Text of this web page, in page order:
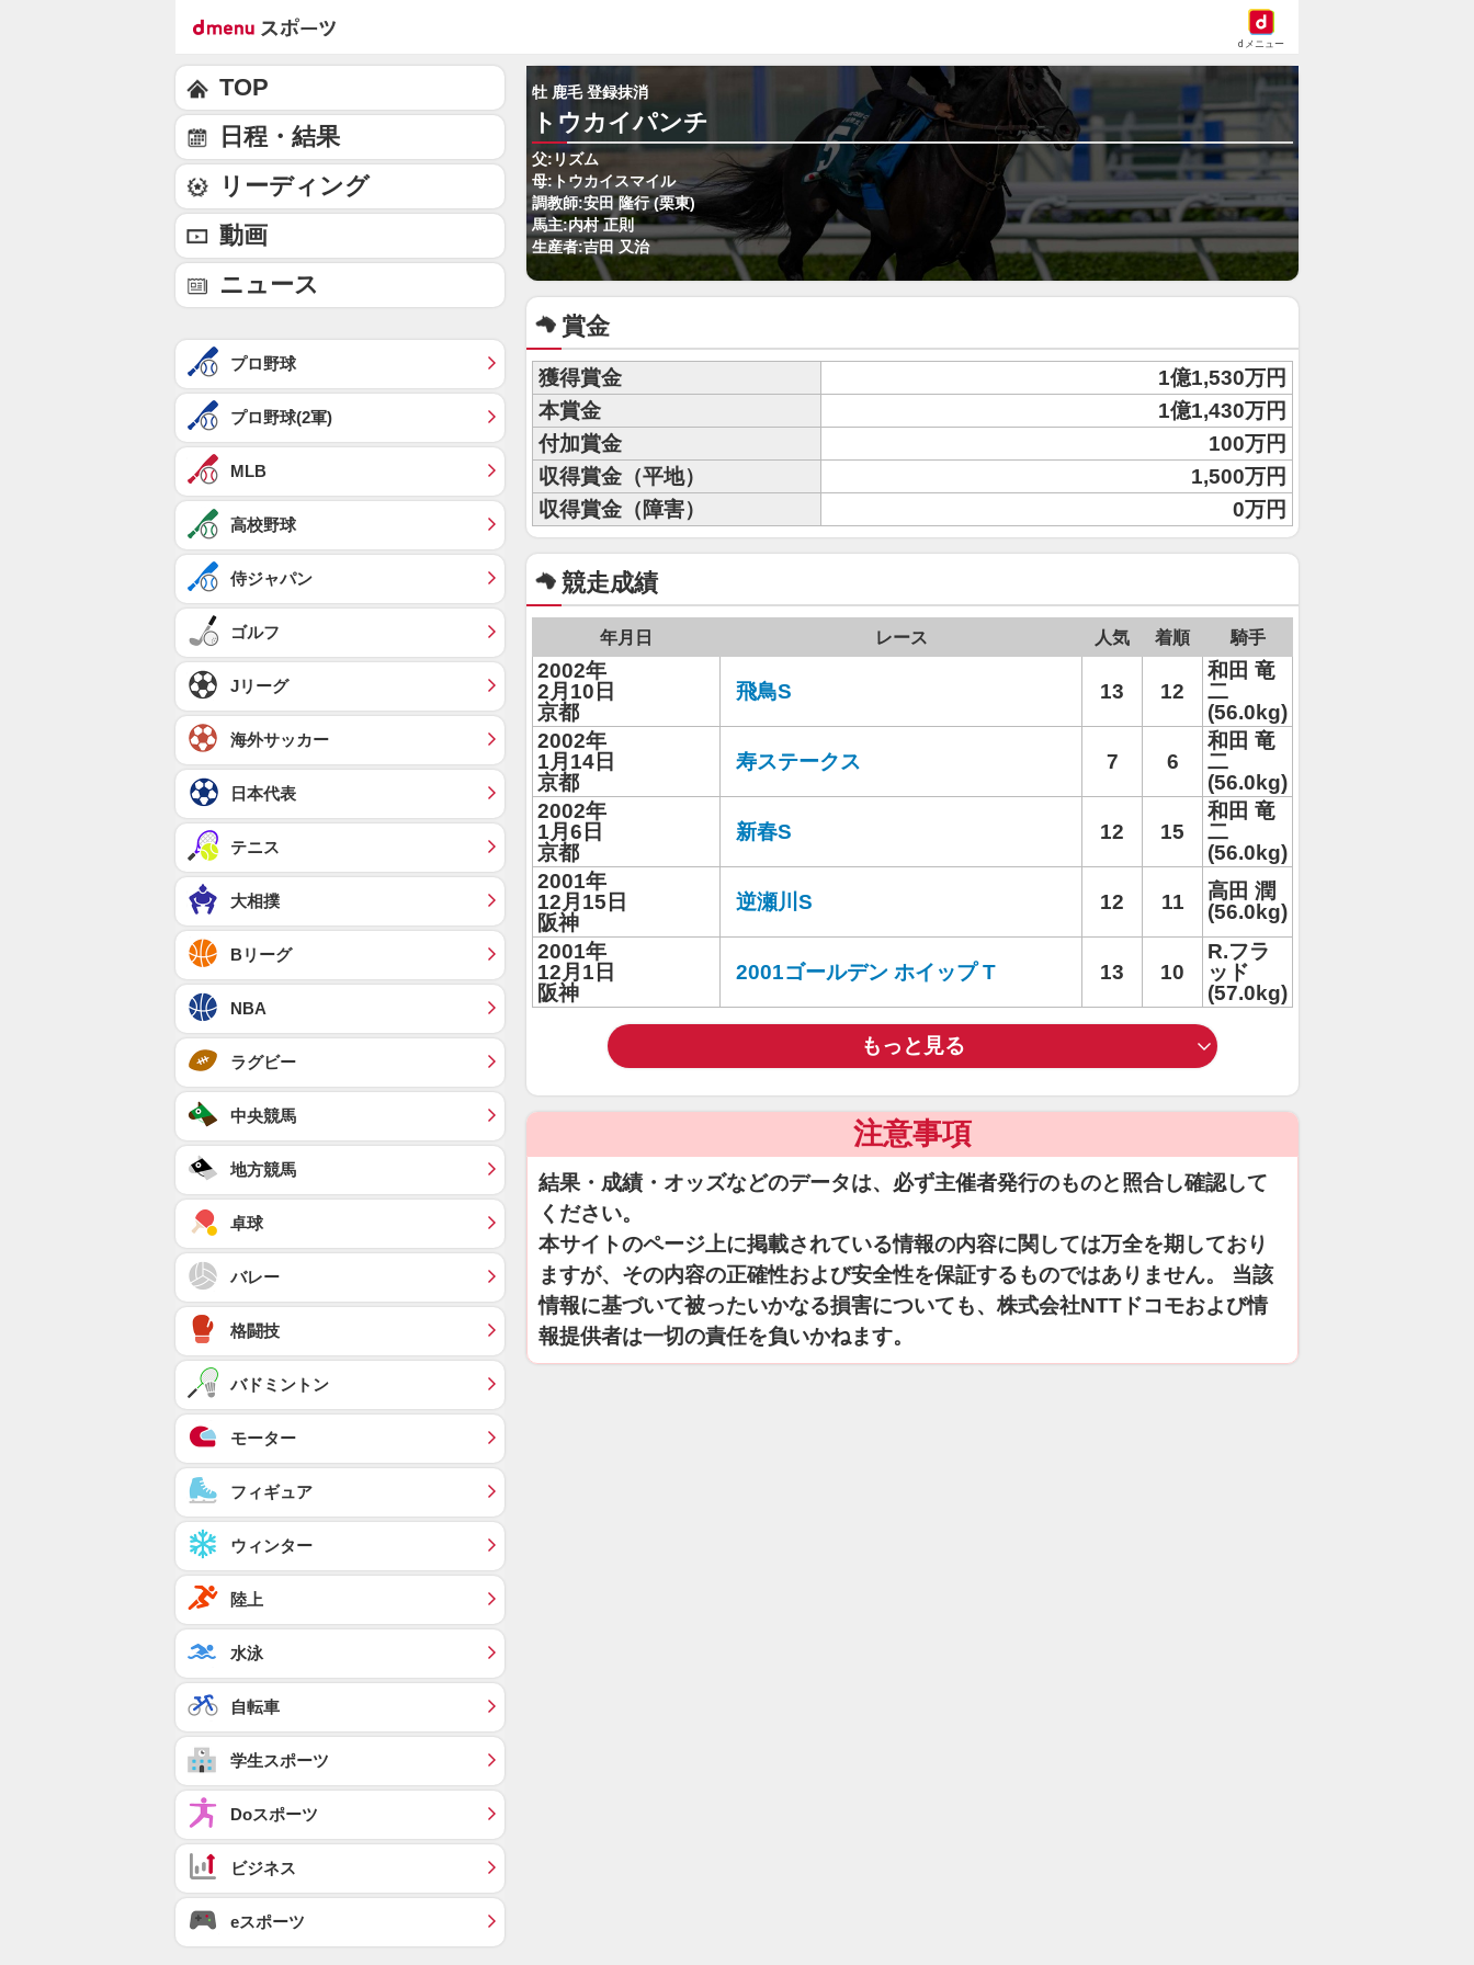
dメニュー
牡 鹿毛 登録抹消
トウカイパンチ
父:リズム
母:トウカイスマイル
調教師:安田 隆行 (栗東)
馬主:内村 正則
生産者:吉田 又治
賞金
獲得賞金
1億1,530万円
本賞金
1億1,430万円
付加賞金
100万円
収得賞金（平地）
1,500万円
収得賞金（障害）
0万円
競走成績
年月日 レース 人気 着順 騎手
2002年
2月10日
京都
飛鳥S 13 12
和田 竜
二
(56.0kg)
2002年
1月14日
京都
寿ステークス 7 6
和田 竜
二
(56.0kg)
2002年
1月6日
京都
新春S 12 15
和田 竜
二
(56.0kg)
2001年
12月15日
阪神
逆瀬川S 12 11
高田 潤
(56.0kg)
2001年
12月1日
阪神
2001ゴールデン ホイップ T 13 10
R.フラ
ッド
(57.0kg)
もっと見る
注意事項
結果・成績・オッズなどのデータは、必ず主催者発行のものと照合し確認して
ください。
本サイトのページ上に掲載されている情報の内容に関しては万全を期しており
ますが、その内容の正確性および安全性を保証するものではありません。 当該
情報に基づいて被ったいかなる損害についても、株式会社NTTドコモおよび情
報提供者は一切の責任を負いかねます。
TOP
日程・結果
リーディング
動画
ニュース
プロ野球
プロ野球(2軍)
MLB
高校野球
侍ジャパン
ゴルフ
Jリーグ
海外サッカー
日本代表
テニス
大相撲
Bリーグ
NBA
ラグビー
中央競馬
地方競馬
卓球
バレー
格闘技
バドミントン
モーター
フィギュア
ウィンター
陸上
水泳
自転車
学生スポーツ
Doスポーツ
ビジネス
eスポーツ